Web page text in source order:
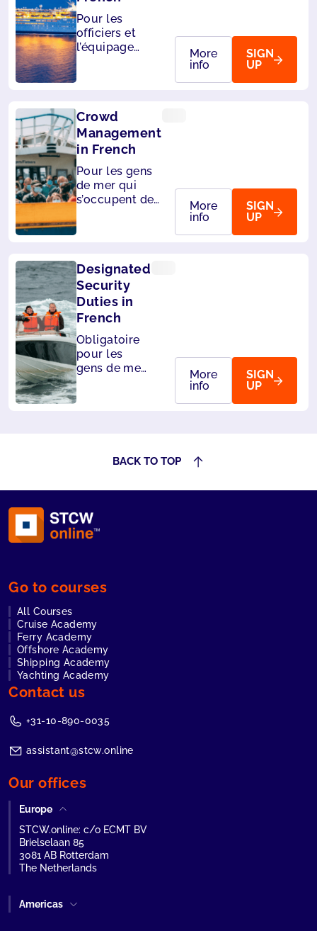
Pour les
officiers et
l’équipage
More
info
SIGN
UP
Crowd
Management
in French
Pour les gens
de mer qui
s’occupent des
More
info
SIGN
UP
Designated
Security
Duties in
French
Obligatoire
pour les
gens de mer
More
info
SIGN
UP
BACK TO TOP
Go to courses
All Courses
Cruise Academy
Ferry Academy
Offshore Academy
Shipping Academy
Yachting Academy
Contact us
+31-10-890-0035
assistant@stcw.online
Our offices
Europe
STCW.online: c/o ECMT BV
Brielselaan 85
3081 AB Rotterdam
The Netherlands
Americas